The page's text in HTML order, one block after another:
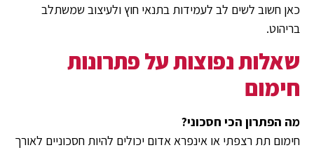
כאן חשוב לשים לב לעמידות בתנאי חוץ ולעיצוב שמשתלב
בריהוט.
שאלות נפוצות על פתרונות
חימום
מה הפתרון הכי חסכוני?
חימום תת רצפתי או אינפרא אדום יכולים להיות חסכוניים לאורך